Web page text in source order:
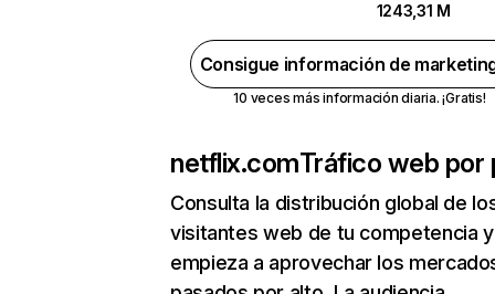
1243,31 M
Consigue información de
10 veces más información diaria. ¡Gratis!
netflix.comTráfico web por
Consulta la distribución global de
visitantes web de tu competencia y
empieza a aprovechar los